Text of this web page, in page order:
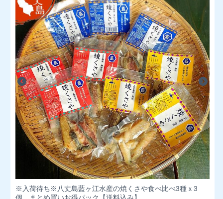
※入荷待ち※八丈島藍ヶ江水産の焼くさや食べ比べ3種ｘ3